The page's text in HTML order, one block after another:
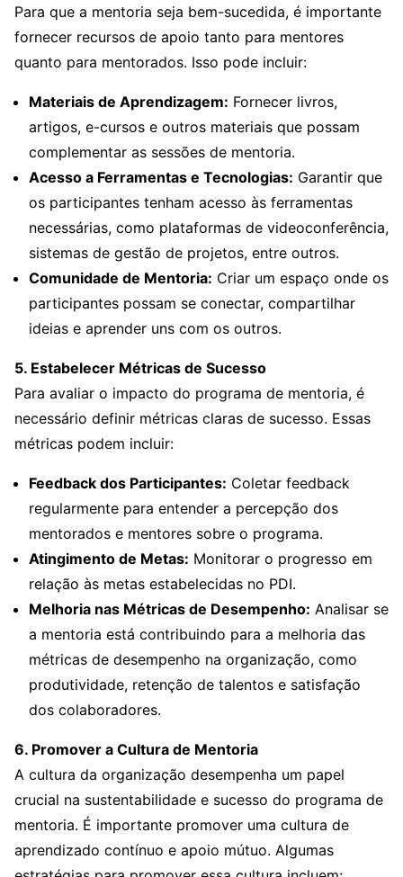
Para que a mentoria seja bem-sucedida, é importante
fornecer recursos de apoio tanto para mentores
quanto para mentorados. Isso pode incluir:
Materiais de Aprendizagem: Fornecer livros,
artigos, e-cursos e outros materiais que possam
complementar as sessões de mentoria.
Acesso a Ferramentas e Tecnologias: Garantir que
os participantes tenham acesso às ferramentas
necessárias, como plataformas de videoconferência,
sistemas de gestão de projetos, entre outros.
Comunidade de Mentoria: Criar um espaço onde os
participantes possam se conectar, compartilhar
ideias e aprender uns com os outros.
5. Estabelecer Métricas de Sucesso
Para avaliar o impacto do programa de mentoria, é
necessário definir métricas claras de sucesso. Essas
métricas podem incluir:
Feedback dos Participantes: Coletar feedback
regularmente para entender a percepção dos
mentorados e mentores sobre o programa.
Atingimento de Metas: Monitorar o progresso em
relação às metas estabelecidas no PDI.
Melhoria nas Métricas de Desempenho: Analisar se
a mentoria está contribuindo para a melhoria das
métricas de desempenho na organização, como
produtividade, retenção de talentos e satisfação
dos colaboradores.
6. Promover a Cultura de Mentoria
A cultura da organização desempenha um papel
crucial na sustentabilidade e sucesso do programa de
mentoria. É importante promover uma cultura de
aprendizado contínuo e apoio mútuo. Algumas